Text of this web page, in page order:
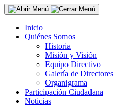
Inicio
Quiénes Somos
Historia
Misión y Visión
Equipo Directivo
Galería de Directores
Organigrama
Participación Ciudadana
Noticias